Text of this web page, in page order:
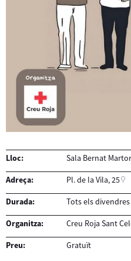
Lloc: Sala Bernat
Adreça: Pl. de la Vila, 25
Durada: Tots els divendres
Organitza: Creu Roja Sant
Preu: Gratuït